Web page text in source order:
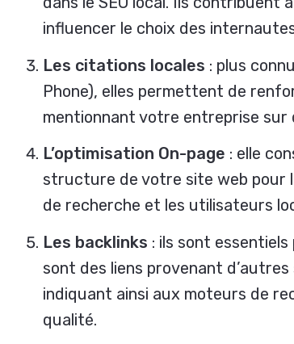
influencer le choix des
Les citations locales : plus
Phone), elles permettent de
mentionnant votre entreprise sur
L’optimisation On-page : elle
structure de votre site web pour
de recherche et les utilisateurs
Les backlinks : ils sont
sont des liens provenant
indiquant ainsi aux moteurs de
qualité.